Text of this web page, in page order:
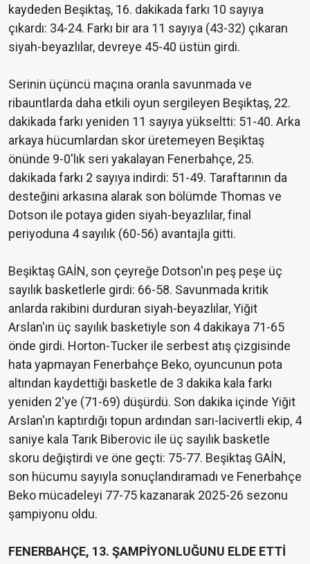
kaydeden Beşiktaş, 16. dakikada farkı 10 sayıya
çıkardı: 34-24. Farkı bir ara 11 sayıya (43-32) çıkaran
siyah-beyazlılar, devreye 45-40 üstün girdi.
Serinin üçüncü maçına oranla savunmada ve
ribauntlarda daha etkili oyun sergileyen Beşiktaş, 22.
dakikada farkı yeniden 11 sayıya yükseltti: 51-40. Arka
arkaya hücumlardan skor üretemeyen Beşiktaş
önünde 9-0'lık seri yakalayan Fenerbahçe, 25.
dakikada farkı 2 sayıya indirdi: 51-49. Taraftarının da
desteğini arkasına alarak son bölümde Thomas ve
Dotson ile potaya giden siyah-beyazlılar, final
periyoduna 4 sayılık (60-56) avantajla gitti.
Beşiktaş GAİN, son çeyreğe Dotson'ın peş peşe üç
sayılık basketlerle girdi: 66-58. Savunmada kritik
anlarda rakibini durduran siyah-beyazlılar, Yiğit
Arslan'ın üç sayılık basketiyle son 4 dakikaya 71-65
önde girdi. Horton-Tucker ile serbest atış çizgisinde
hata yapmayan Fenerbahçe Beko, oyuncunun pota
altından kaydettiği basketle de 3 dakika kala farkı
yeniden 2'ye (71-69) düşürdü. Son dakika içinde Yiğit
Arslan'ın kaptırdığı topun ardından sarı-lacivertli ekip, 4
saniye kala Tarık Biberovic ile üç sayılık basketle
skoru değiştirdi ve öne geçti: 75-77. Beşiktaş GAİN,
son hücumu sayıyla sonuçlandıramadı ve Fenerbahçe
Beko mücadeleyi 77-75 kazanarak 2025-26 sezonu
şampiyonu oldu.
FENERBAHÇE, 13. ŞAMPİYONLUĞUNU ELDE ETTİ